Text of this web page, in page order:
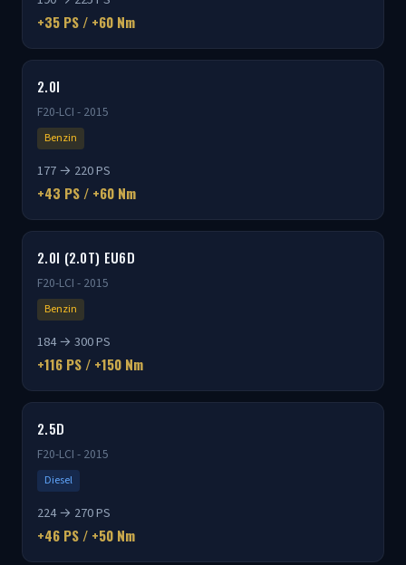
+35 PS / +60 Nm
2.0I
F20-LCI - 2015
Benzin
177 → 220 PS
+43 PS / +60 Nm
2.0I (2.0T) EU6D
F20-LCI - 2015
Benzin
184 → 300 PS
+116 PS / +150 Nm
2.5D
F20-LCI - 2015
Diesel
224 → 270 PS
+46 PS / +50 Nm